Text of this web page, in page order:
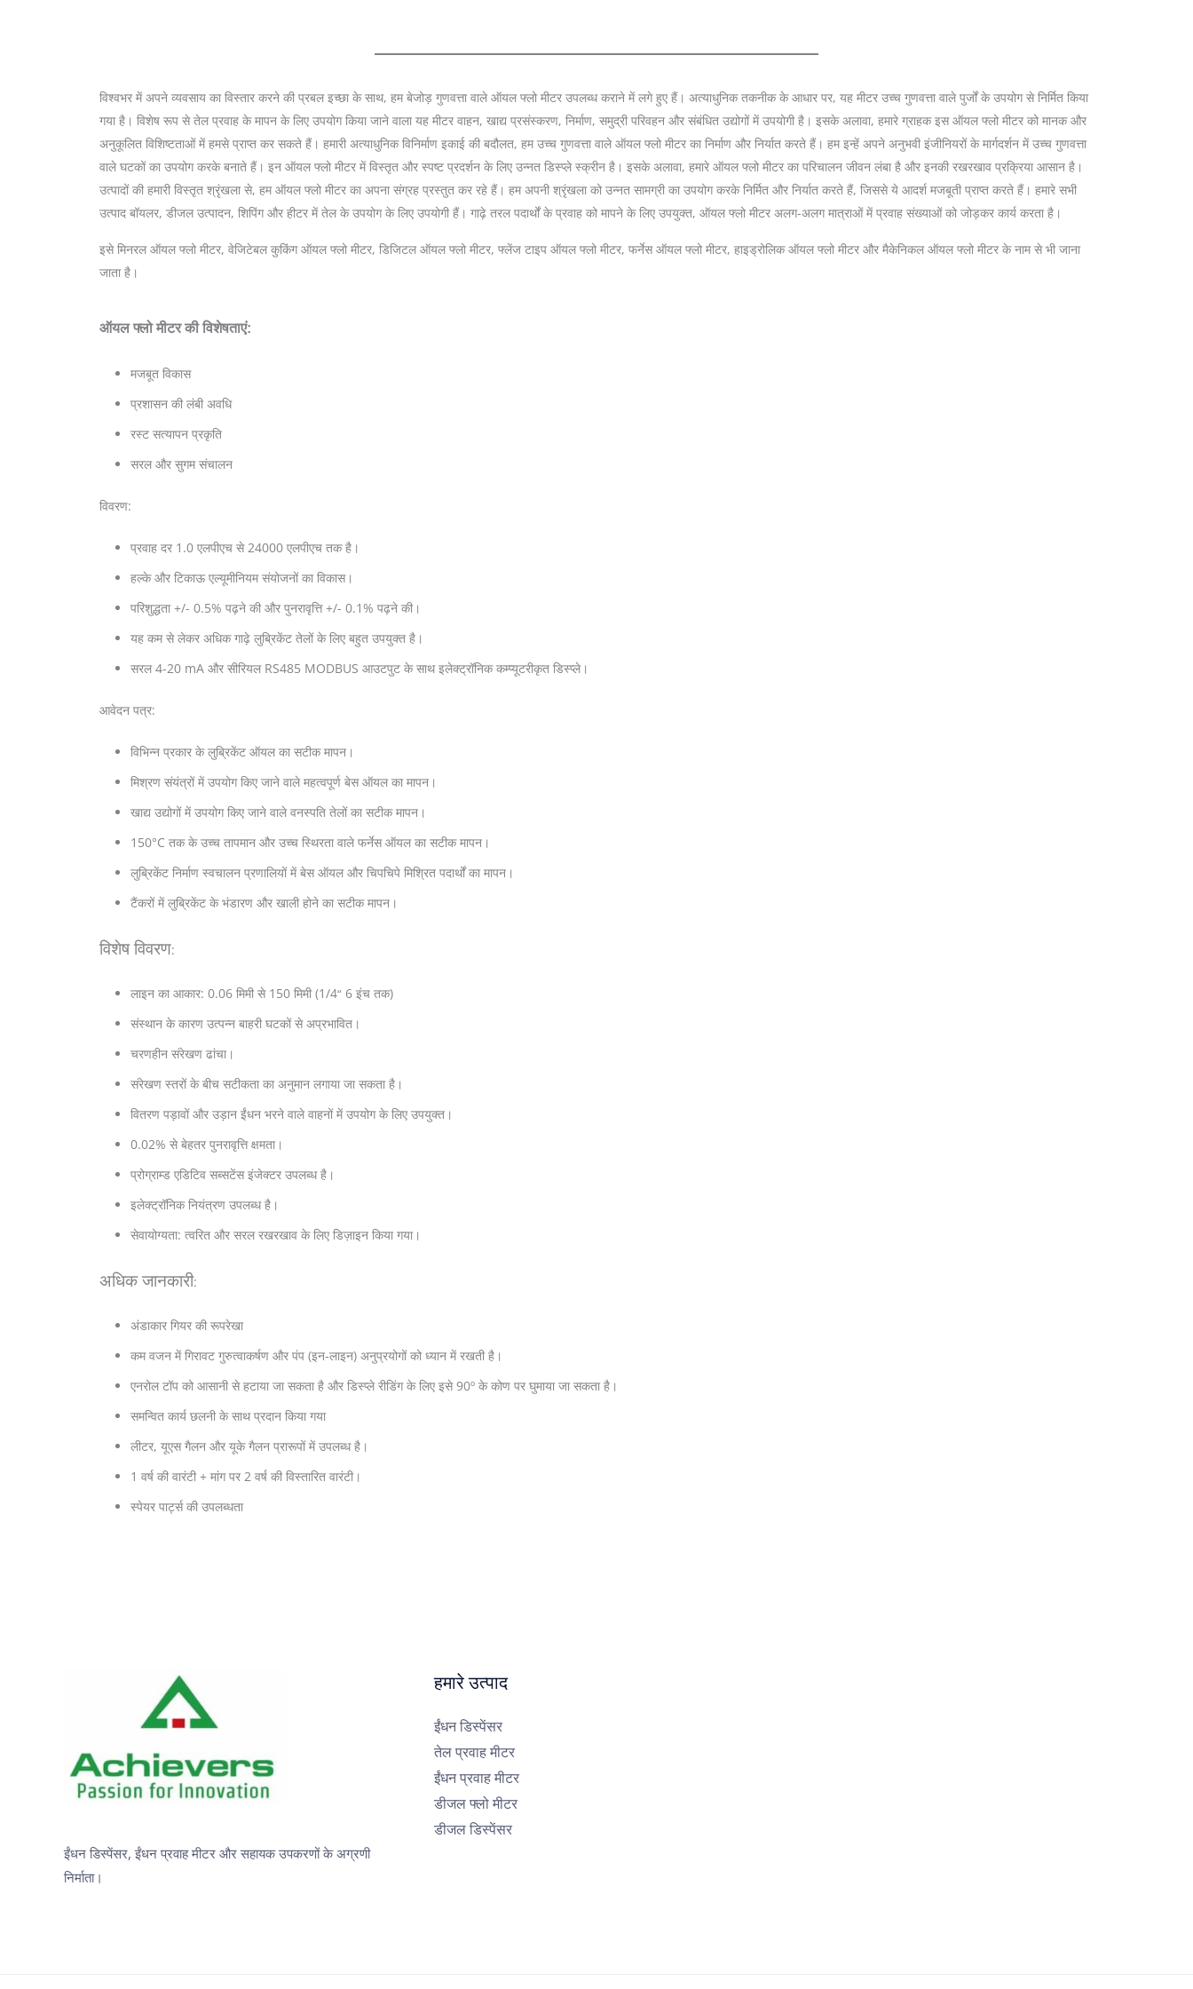
विश्वभर में अपने व्यवसाय का विस्तार करने की प्रबल इच्छा के साथ, हम बेजोड़ गुणवत्ता वाले ऑयल फ्लो मीटर उपलब्ध कराने में लगे हुए हैं। अत्याधुनिक तकनीक के आधार पर, यह मीटर उच्च गुणवत्ता वाले पुर्जों के उपयोग से निर्मित किया
गया है। विशेष रूप से तेल प्रवाह के मापन के लिए उपयोग किया जाने वाला यह मीटर वाहन, खाद्य प्रसंस्करण, निर्माण, समुद्री परिवहन और संबंधित उद्योगों में उपयोगी है। इसके अलावा, हमारे ग्राहक इस ऑयल फ्लो मीटर को मानक और
अनुकूलित विशिष्टताओं में हमसे प्राप्त कर सकते हैं। हमारी अत्याधुनिक विनिर्माण इकाई की बदौलत, हम उच्च गुणवत्ता वाले ऑयल फ्लो मीटर का निर्माण और निर्यात करते हैं। हम इन्हें अपने अनुभवी इंजीनियरों के मार्गदर्शन में उच्च गुणवत्ता
वाले घटकों का उपयोग करके बनाते हैं। इन ऑयल फ्लो मीटर में विस्तृत और स्पष्ट प्रदर्शन के लिए उन्नत डिस्प्ले स्क्रीन है। इसके अलावा, हमारे ऑयल फ्लो मीटर का परिचालन जीवन लंबा है और इनकी रखरखाव प्रक्रिया आसान है।
उत्पादों की हमारी विस्तृत श्रृंखला से, हम ऑयल फ्लो मीटर का अपना संग्रह प्रस्तुत कर रहे हैं। हम अपनी श्रृंखला को उन्नत सामग्री का उपयोग करके निर्मित और निर्यात करते हैं, जिससे ये आदर्श मजबूती प्राप्त करते हैं। हमारे सभी
उत्पाद बॉयलर, डीजल उत्पादन, शिपिंग और हीटर में तेल के उपयोग के लिए उपयोगी हैं। गाढ़े तरल पदार्थों के प्रवाह को मापने के लिए उपयुक्त, ऑयल फ्लो मीटर अलग-अलग मात्राओं में प्रवाह संख्याओं को जोड़कर कार्य करता है।
इसे मिनरल ऑयल फ्लो मीटर, वेजिटेबल कुकिंग ऑयल फ्लो मीटर, डिजिटल ऑयल फ्लो मीटर, फ्लेंज टाइप ऑयल फ्लो मीटर, फर्नेस ऑयल फ्लो मीटर, हाइड्रोलिक ऑयल फ्लो मीटर और मैकेनिकल ऑयल फ्लो मीटर के नाम से भी जाना
जाता है।
ऑयल फ्लो मीटर की विशेषताएं:
मजबूत विकास
प्रशासन की लंबी अवधि
रस्ट सत्यापन प्रकृति
सरल और सुगम संचालन
विवरण:
प्रवाह दर 1.0 एलपीएच से 24000 एलपीएच तक है।
हल्के और टिकाऊ एल्यूमीनियम संयोजनों का विकास।
परिशुद्धता +/- 0.5% पढ़ने की और पुनरावृत्ति +/- 0.1% पढ़ने की।
यह कम से लेकर अधिक गाढ़े लुब्रिकेंट तेलों के लिए बहुत उपयुक्त है।
सरल 4-20 mA और सीरियल RS485 MODBUS आउटपुट के साथ इलेक्ट्रॉनिक कम्प्यूटरीकृत डिस्प्ले।
आवेदन पत्र:
विभिन्न प्रकार के लुब्रिकेंट ऑयल का सटीक मापन।
मिश्रण संयंत्रों में उपयोग किए जाने वाले महत्वपूर्ण बेस ऑयल का मापन।
खाद्य उद्योगों में उपयोग किए जाने वाले वनस्पति तेलों का सटीक मापन।
150°C तक के उच्च तापमान और उच्च स्थिरता वाले फर्नेस ऑयल का सटीक मापन।
लुब्रिकेंट निर्माण स्वचालन प्रणालियों में बेस ऑयल और चिपचिपे मिश्रित पदार्थों का मापन।
टैंकरों में लुब्रिकेंट के भंडारण और खाली होने का सटीक मापन।
विशेष विवरण:
लाइन का आकार: 0.06 मिमी से 150 मिमी (1/4“ 6 इंच तक)
संस्थान के कारण उत्पन्न बाहरी घटकों से अप्रभावित।
चरणहीन संरेखण ढांचा।
संरेखण स्तरों के बीच सटीकता का अनुमान लगाया जा सकता है।
वितरण पड़ावों और उड़ान ईंधन भरने वाले वाहनों में उपयोग के लिए उपयुक्त।
0.02% से बेहतर पुनरावृत्ति क्षमता।
प्रोग्राम्ड एडिटिव सब्सटेंस इंजेक्टर उपलब्ध है।
इलेक्ट्रॉनिक नियंत्रण उपलब्ध है।
सेवायोग्यता: त्वरित और सरल रखरखाव के लिए डिज़ाइन किया गया।
अधिक जानकारी:
अंडाकार गियर की रूपरेखा
कम वजन में गिरावट गुरुत्वाकर्षण और पंप (इन-लाइन) अनुप्रयोगों को ध्यान में रखती है।
एनरोल टॉप को आसानी से हटाया जा सकता है और डिस्प्ले रीडिंग के लिए इसे 90º के कोण पर घुमाया जा सकता है।
समन्वित कार्य छलनी के साथ प्रदान किया गया
लीटर, यूएस गैलन और यूके गैलन प्रारूपों में उपलब्ध है।
1 वर्ष की वारंटी + मांग पर 2 वर्ष की विस्तारित वारंटी।
स्पेयर पार्ट्स की उपलब्धता
ईंधन डिस्पेंसर, ईंधन प्रवाह मीटर और सहायक उपकरणों के अग्रणी
निर्माता।
हमारे उत्पाद
ईंधन डिस्पेंसर
तेल प्रवाह मीटर
ईंधन प्रवाह मीटर
डीजल फ्लो मीटर
डीजल डिस्पेंसर